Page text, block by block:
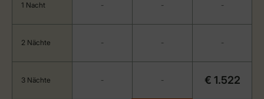
1 Nacht - - -
2 Nächte - - -
3 Nächte - - € 1.522